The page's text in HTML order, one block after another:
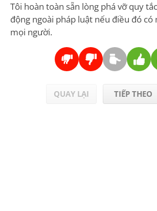
Tôi hoàn toàn sẵn lòng phá vỡ quy
động ngoài pháp luật nếu điều đó có
mọi người.
QUAY LẠI TIẾP THEO